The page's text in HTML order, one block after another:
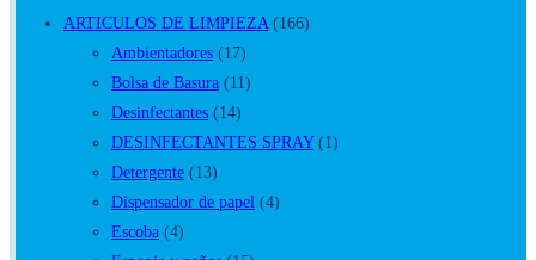
CATEGORIA DE PRODUCTOS
ARTICULOS DE LIMPIEZA
Ambientadores (17)
Bolsa de Basura (11)
Desinfectantes (14)
DESINFECTANTES SPRAY
Detergente (13)
Dispensador de papel